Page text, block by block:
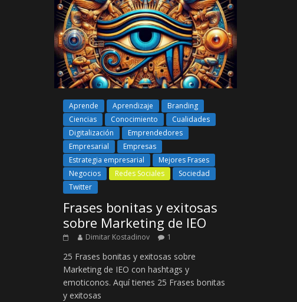
Aprende Aprendizaje
Branding
Ciencias
Conocimiento
Cualidades
Digitalización
Emprendedores
Empresarial
Empresas
Estrategia empresarial
Mejores Frases
Negocios
Redes Sociales
Sociedad
Twitter
Frases bonitas y exitosas
sobre Marketing de IEO
Dimitar Kostadinov 1
25 Frases bonitas y exitosas sobre
Marketing de IEO con hashtags y
emoticonos. Aquí tienes 25 Frases bonitas
y exitosas